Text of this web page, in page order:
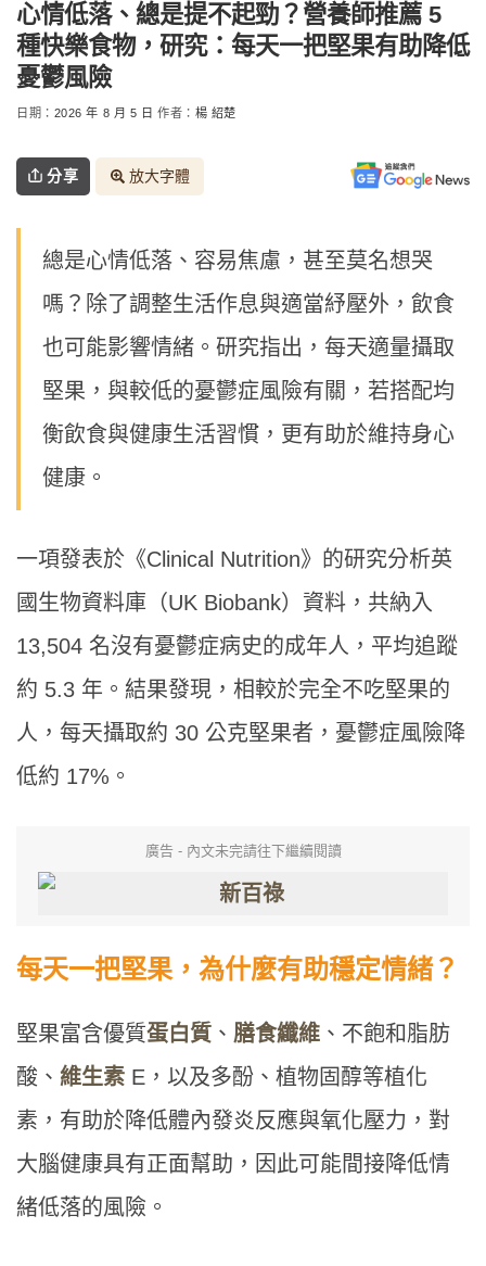
心情低落、總是提不起勁？營養師推薦 5
種快樂食物，研究：每天一把堅果有助降低
憂鬱風險
日期： 2026 年 8 月 5 日 作者： 楊 紹楚
分享 放大字體
總是心情低落、容易焦慮，甚至莫名想哭
嗎？除了調整生活作息與適當紓壓外，飲食
也可能影響情緒。研究指出，每天適量攝取
堅果，與較低的憂鬱症風險有關，若搭配均
衡飲食與健康生活習慣，更有助於維持身心
健康。
一項發表於《Clinical Nutrition》的研究分析英
國生物資料庫（UK Biobank）資料，共納入
13,504 名沒有憂鬱症病史的成年人，平均追蹤
約 5.3 年。結果發現，相較於完全不吃堅果的
人，每天攝取約 30 公克堅果者，憂鬱症風險降
低約 17%。
廣告 - 內文未完請往下繼續閱讀
每天一把堅果，為什麼有助穩定情緒？
堅果富含優質蛋白質 、 膳食纖維 、不飽和脂肪
酸、 維生素 E，以及多酚、植物固醇等植化
素，有助於降低體內發炎反應與氧化壓力，對
大腦健康具有正面幫助，因此可能間接降低情
緒低落的風險。